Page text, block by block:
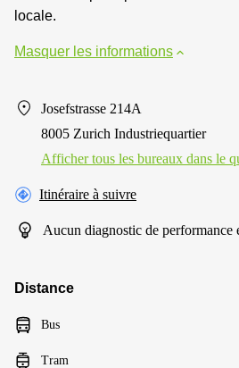
locale.
Masquer les informations
Josefstrasse 214A
8005 Zurich Industriequartier
Afficher tous les bureaux dans le
Itinéraire à suivre
Aucun diagnostic de performance
Distance
Bus
Tram